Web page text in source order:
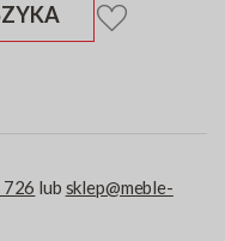
lub sklep@meble-